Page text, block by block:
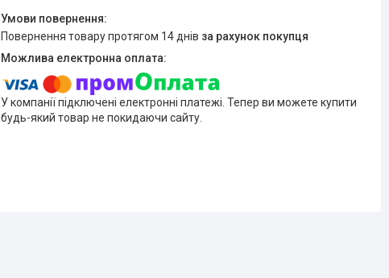
повернення товару протягом 14 днів за рахунок покупця
У компанії підключені електронні платежі. Тепер ви можете купити
будь-який товар не покидаючи сайту.